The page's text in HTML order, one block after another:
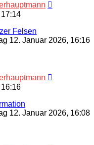
Felsen
12. Januar 2026, 16:16
12. Januar 2026, 16:08